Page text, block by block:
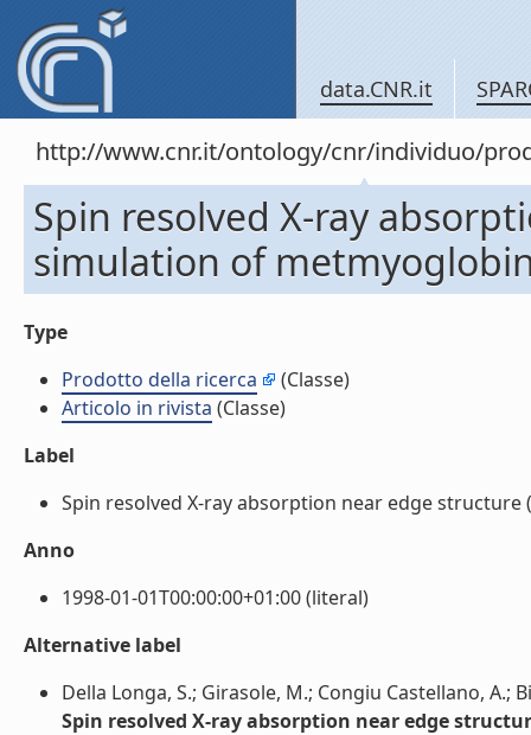
data.CNR.it
http://www.cnr.it/ontology/cnr/individuo/
Spin resolved X-ray
simulation of
Type
Prodotto della ricerca
(Classe)
Articolo in rivista (Classe)
Label
Spin resolved X-ray absorption near edge
Anno
1998-01-01T00:00:00+01:00 (literal)
Alternative label
Della Longa, S.; Girasole, M.; Congiu Castellano, A.;
Spin resolved X-ray absorption near edge